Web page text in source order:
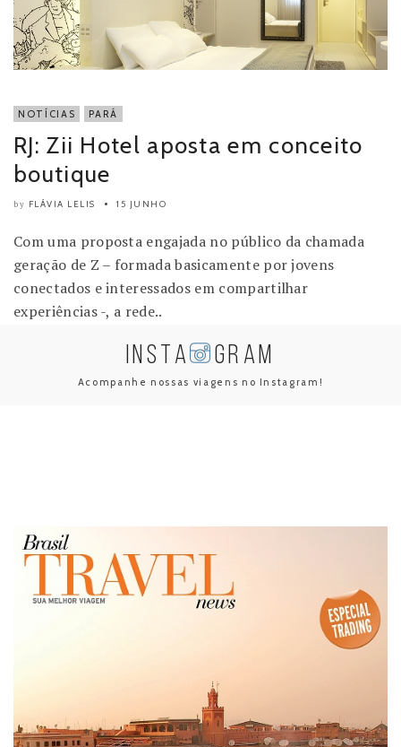
NOTÍCIAS PARÁ
RJ: Zii Hotel aposta em conceito
boutique
by FLÁVIA LELIS 15 JUNHO
Com uma proposta engajada no público da chamada
geração de Z – formada basicamente por jovens
conectados e interessados em compartilhar
experiências -, a rede..
INSTA GRAM
Acompanhe nossas viagens no Instagram!